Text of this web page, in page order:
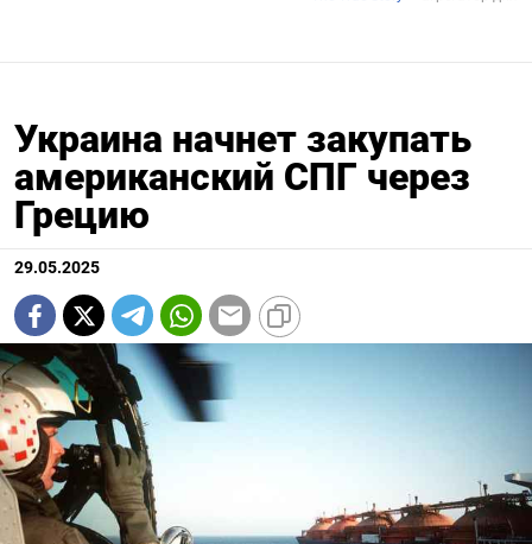
Украина начнет закупать
американский СПГ через
Грецию
29.05.2025